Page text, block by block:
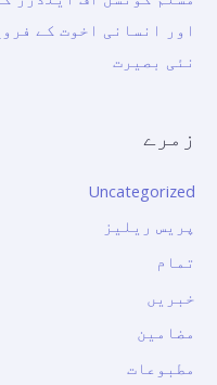
اور انسانی اخوت کے
نئی بصیرت
زمرے
Uncategorized
پریس ریلیز
تمام
خبریں
مضامین
مطبوعات